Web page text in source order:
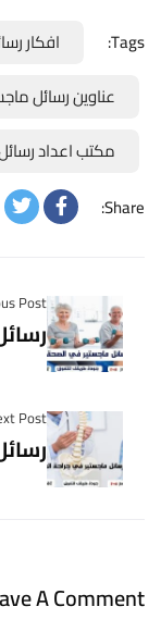
Tags:
افكار
عناوين رسائل
مكتب اعداد
Share:
Post
Post
A Comment